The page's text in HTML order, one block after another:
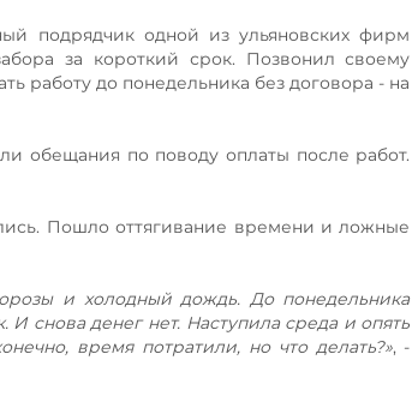
подрядчик одной из ульяновских фирм
за короткий срок. Позвонил своему
работу до понедельника без договора - на
обещания по поводу оплаты после работ.
Пошло оттягивание времени и ложные
и холодный дождь. До понедельника
снова денег нет. Наступила среда и опять
время потратили, но что делать?», -